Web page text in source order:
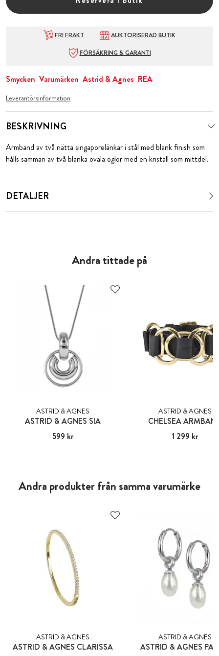
FRI FRAKT
AUKTORISERAD BUTIK
FÖRSÄKRING & GARANTI
Smycken Varumärken Astrid & Agnes REA
Leverantörsinformation
BESKRIVNING
Armband av två nätta singaporelänkar i stål med blank finish som
hålls samman av två blanka ovala öglor med en kristall som mittdel.
DETALJER
Andra tittade på
ASTRID & AGNES
ASTRID & AGNES SIA
Pris:599 kr
599 kr
ASTRID & AGNES
CHELSEA
Pris :1 299 kr
1 299 kr
Andra produkter från samma varumärke
ASTRID & AGNES
ASTRID & AGNES CLARISSA
ASTRID & AGNES
ASTRID & AGNES